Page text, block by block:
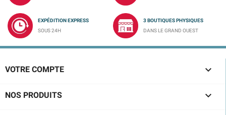
EXPÉDITION EXPRESS
SOUS 24H
3 BOUTIQUES PHYSIQUES
DANS LE GRAND OUEST
VOTRE COMPTE 
NOS PRODUITS 